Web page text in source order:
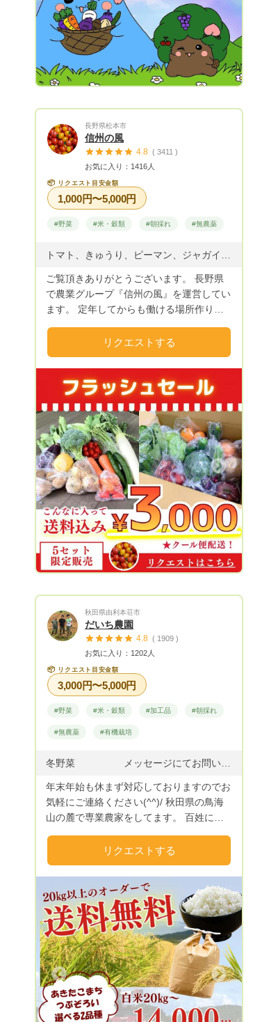
ぜひご利用ください。 皆さまのリクエス
トを心よりお待ちしております😊 ※夏季
は野菜や果物の鮮度が落ちやすいのでクー
ル便(+400円)にて発送しております。 ※送
料込みの場合は、リクエスト金額より送料
をお引きした金額にて商品をお詰めして発
長野県松本市
信州の風
4.8 ( 3411 )
お気に入り：1416人
📦 リクエスト目安金額
1,000円〜5,000円
#野菜 #米・穀類 #朝採れ #無農薬
ご覧頂きありがとうございます。 長野県
で農業グループ『信州の風』を運営してい
ます。 定年してからも働ける場所作りを
作りも農薬を使わない安心・安全で食べれ
る野菜を作っています。 なので野菜は形
の変形や若干の虫食いなどはありますので
ご理解頂ける方でお願いします。 野菜は
１年を通して約100種類ほど作っていま
す。 また畑で取れた野菜を使っての料理
教室も好評です。 活動内容はインスタ・
Twitterで『信州の風』で検索して見てくだ
さい。 よろしくお願いします。
リクエストする
Next
秋田県由利本荘市
だいち農園
4.8 ( 1909 )
お気に入り：1202人
📦 リクエスト目安金額
3,000円〜5,000円
#野菜 #米・穀類 #加工品 #朝採れ
#無農薬 #有機栽培
年末年始も休まず対応しておりますのでお
気軽にご連絡ください(^^)/ 秋田県の鳥海
山の麓で専業農家をしてます。 百姓にな
米、野菜をたくさんの方々にお届けしたく
始めました。 作物 お米 あきたこまち
つぶぞろい コシヒカリ 野菜 キャ
ベツ ミニトマト アスパラガス サラダ
無農薬 イタリア野菜
リクエストする
Next